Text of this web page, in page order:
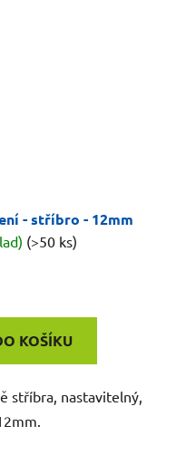
- stříbro - 12mm
(>50 ks)
KOŠÍKU
stříbra, nastavitelný,